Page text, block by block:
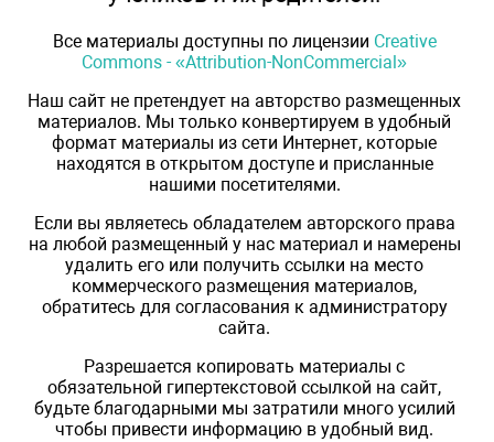
Все материалы доступны по лицензии Creative
Commons - «Attribution-NonCommercial»
Наш сайт не претендует на авторство размещенных
материалов. Мы только конвертируем в удобный
формат материалы из сети Интернет, которые
находятся в открытом доступе и присланные
нашими посетителями.
Если вы являетесь обладателем авторского права
на любой размещенный у нас материал и намерены
удалить его или получить ссылки на место
коммерческого размещения материалов,
обратитесь для согласования к администратору
сайта.
Разрешается копировать материалы с
обязательной гипертекстовой ссылкой на сайт,
будьте благодарными мы затратили много усилий
чтобы привести информацию в удобный вид.